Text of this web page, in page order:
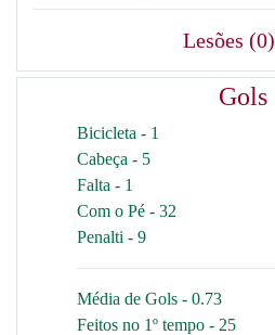
Lesões (0)
Gols
Bicicleta - 1
Cabeça - 5
Falta - 1
Com o Pé - 32
Penalti - 9
Média de Gols - 0.73
Feitos no 1º tempo - 25